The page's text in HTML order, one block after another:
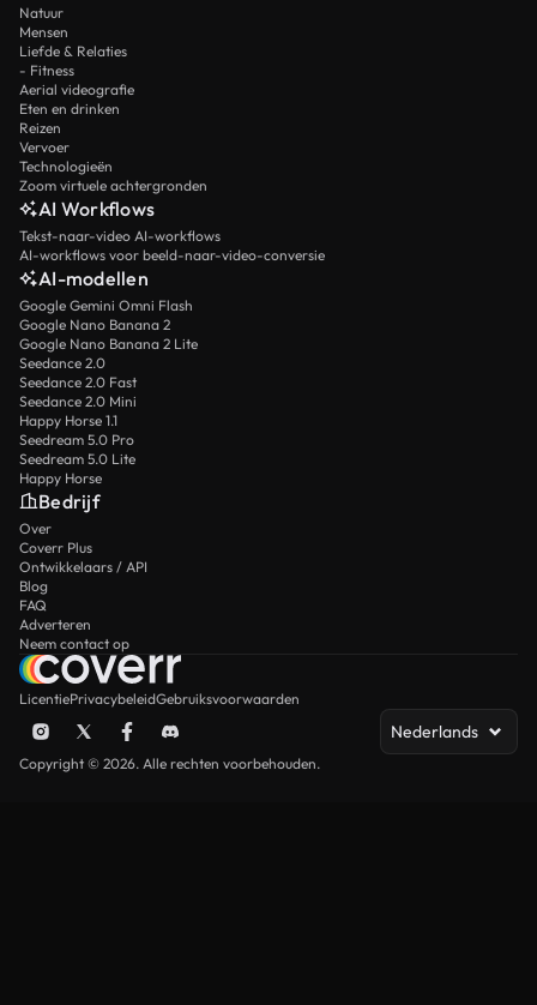
Natuur
Mensen
Liefde & Relaties
- Fitness
Aerial videografie
Eten en drinken
Reizen
Vervoer
Technologieën
Zoom virtuele achtergronden
AI Workflows
Tekst-naar-video AI-workflows
AI-workflows voor beeld-naar-video-conversie
AI-modellen
Google Gemini Omni Flash
Google Nano Banana 2
Google Nano Banana 2 Lite
Seedance 2.0
Seedance 2.0 Fast
Seedance 2.0 Mini
Happy Horse 1.1
Seedream 5.0 Pro
Seedream 5.0 Lite
Happy Horse
Bedrijf
Over
Coverr Plus
Ontwikkelaars / API
Blog
FAQ
Adverteren
Neem contact op
LicentiePrivacybeleidGebruiksvoorwaarden
Nederlands
Copyright © 2026. Alle rechten voorbehouden.